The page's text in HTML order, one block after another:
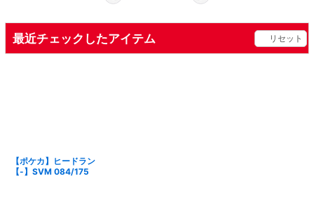
最近チェックしたアイテム リセット
【ポケカ】ヒードラン
【-】SVM 084/175